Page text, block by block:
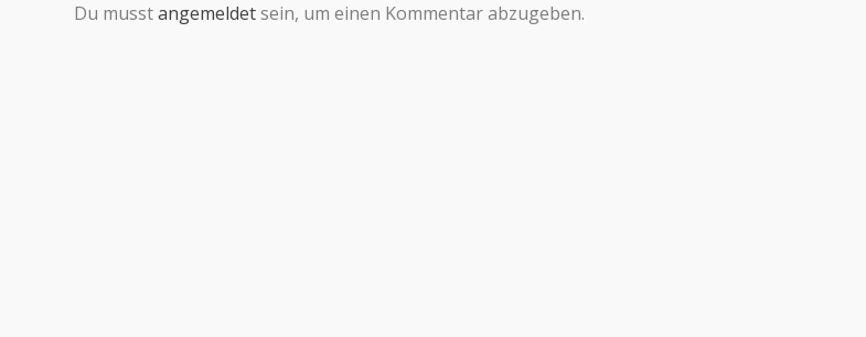
Du musstangemeldetsein, um einen Kommentar abzugeben.